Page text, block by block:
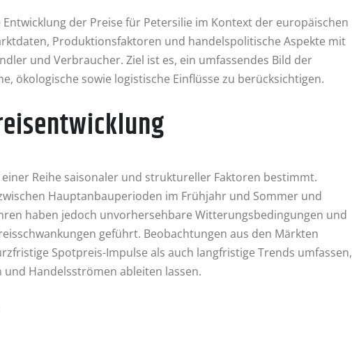
der Preise für Petersilie im Kontext der europäischen
Produktionsfaktoren und handelspolitische Aspekte mit
und Verbraucher. Ziel ist es, ein umfassendes Bild der
ökologische sowie logistische Einflüsse zu berücksichtigen.
Reihe saisonaler und struktureller Faktoren bestimmt.
Hauptanbauperioden im Frühjahr und Sommer und
haben jedoch unvorhersehbare Witterungsbedingungen und
geführt. Beobachtungen aus den Märkten
Spotpreis-Impulse als auch langfristige Trends umfassen,
Handelsströmen ableiten lassen.